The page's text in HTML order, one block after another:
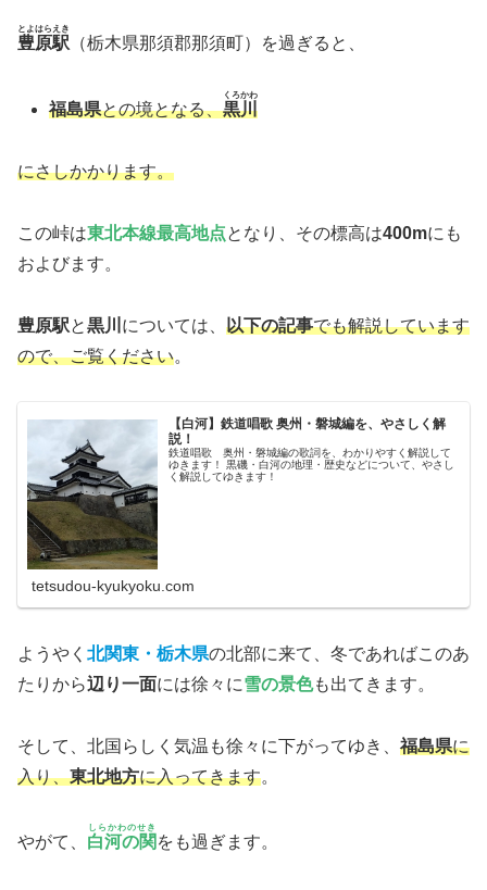
豊原駅
とよはらえき
（栃木県那須郡那須町）を過ぎると、
福島県との境となる、黒川
くろかわ
にさしかかります。
この峠は東北本線最高地点となり、その標高は400mにも
およびます。
豊原駅と黒川 については、 以下の記事でも解説しています
ので、ご覧ください。
【白河】鉄道唱歌 奥州・磐城編を、やさしく解
説！
鉄道唱歌 奥州・磐城編の歌詞を、わかりやすく解説して
ゆきます！ 黒磯・白河の地理・歴史などについて、やさし
く解説してゆきます！
tetsudou-kyukyoku.com
ようやく 北関東・栃木県の北部に来て、冬であればこのあ
たりから辺り一面には徐々に雪の景色も出てきます。
そして、北国らしく気温も徐々に下がってゆき、 福島県に
入り、東北地方に入ってきます。
やがて、 白河の関
しらかわのせき
をも過ぎます。